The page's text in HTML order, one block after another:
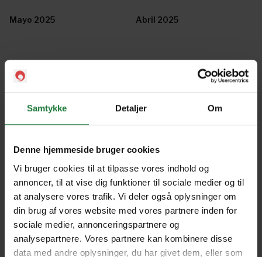
Samtykke Detaljer Om
Denne hjemmeside bruger cookies
Vi bruger cookies til at tilpasse vores indhold og
annoncer, til at vise dig funktioner til sociale medier og til
at analysere vores trafik. Vi deler også oplysninger om
din brug af vores website med vores partnere inden for
sociale medier, annonceringspartnere og
analysepartnere. Vores partnere kan kombinere disse
data med andre oplysninger, du har givet dem, eller som
Mayo 2025 Abril 2025
Diciembre 2024 Noviembre 2024
Octubre 2024
Julio/Agosto 2024 Junio 2024
Mayo 2024 Abril 2024